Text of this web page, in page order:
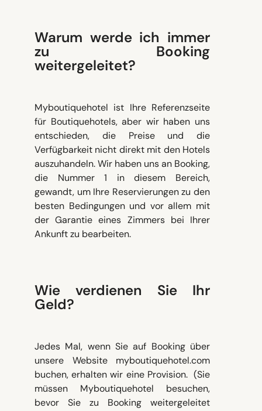
Warum werde ich immer
zu Booking
weitergeleitet?
Myboutiquehotel ist Ihre Referenzseite
für Boutiquehotels, aber wir haben uns
entschieden, die Preise und die
Verfügbarkeit nicht direkt mit den Hotels
auszuhandeln. Wir haben uns an Booking,
die Nummer 1 in diesem Bereich,
gewandt, um Ihre Reservierungen zu den
besten Bedingungen und vor allem mit
der Garantie eines Zimmers bei Ihrer
Ankunft zu bearbeiten.
Wie verdienen Sie Ihr
Geld?
Jedes Mal, wenn Sie auf Booking über
unsere Website myboutiquehotel.com
buchen, erhalten wir eine Provision. (Sie
müssen Myboutiquehotel besuchen,
bevor Sie zu Booking weitergeleitet